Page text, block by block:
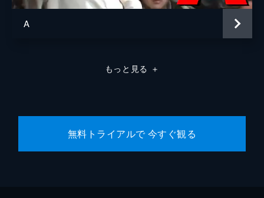
A
もっと見る ＋
無料トライアルで 今すぐ観る